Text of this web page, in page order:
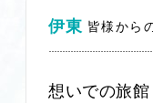
伊東 皆様から
想いでの旅館